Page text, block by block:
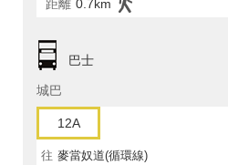
距離 0.7km
巴士
城巴
12A
往 麥當奴道(循環線)